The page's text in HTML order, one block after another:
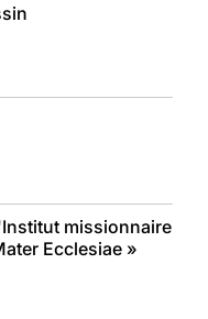
missionnaire
Ecclesiae »